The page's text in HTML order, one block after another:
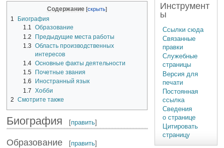
Содержание
1
Биография
1.1 Образование
1.2
Предыдущие места работы
1.3 Область производственных
интересов
1.4 Основные факты деятельности
1.5
Почетные звания
1.6
Иностранный язык
1.7 Хобби
2
Смотрите также
Биография [править]
Образование [править]
Инструмент
ы
Ссылки сюда
Связанные
правки
Служебные
страницы
Версия для
печати
Постоянная
ссылка
Сведения
о странице
Цитировать
страницу